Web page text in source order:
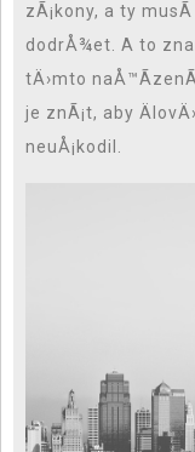
zÃ¡kony, a ty
dodrÅ¾et. A to
tÄ›mto
je znÃ¡t, aby
neuÅ¡kodil.